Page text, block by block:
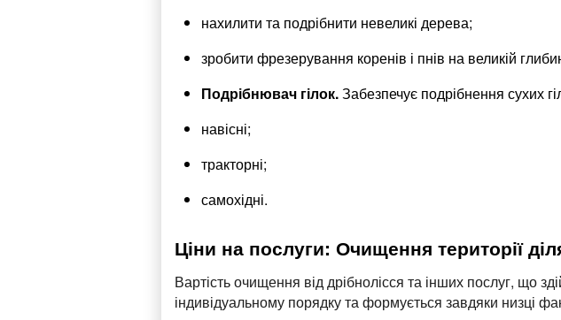
нахилити та подрібнити невеликі дерева;
зробити фрезерування коренів і пнів на великій
Подрібнювач гілок.Забезпечує подрібнення сухих
навісні;
тракторні;
самохідні.
Ціни на послуги: Очищення території
Вартість очищення від дрібнолісся та інших послуг, що
індивідуальному порядку та формується завдяки низці